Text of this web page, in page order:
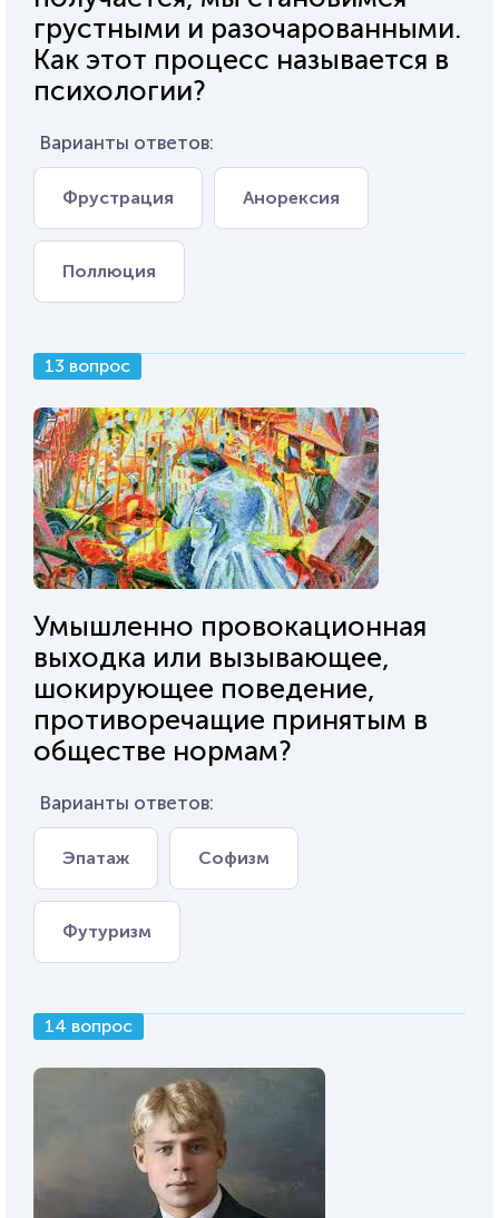
грустными и разочарованными.
Как этот процесс называется в
психологии?
Варианты ответов:
Фрустрация Анорексия
Поллюция
13 вопрос
Умышленно провокационная
выходка или вызывающее,
шокирующее поведение,
противоречащие принятым в
обществе нормам?
Варианты ответов:
Эпатаж Софизм
Футуризм
14 вопрос